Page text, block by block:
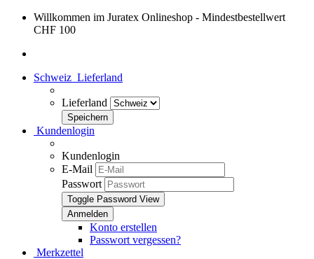
Willkommen im Juratex Onlineshop - Mindestbestellwert
CHF 100
Schweiz Lieferland
Lieferland
Kundenlogin
Kundenlogin
E-Mail
Passwort
Toggle Password View
Konto erstellen
Passwort vergessen?
Merkzettel